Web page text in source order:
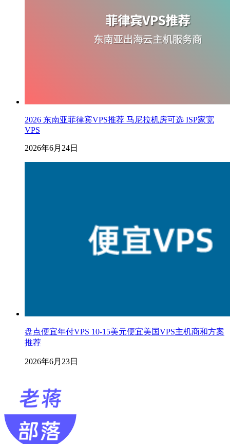
2026 东南亚菲律宾VPS推荐 马尼拉机房可选 ISP家宽
VPS
2026年6月24日
盘点便宜年付VPS 10-15美元便宜美国VPS主机商和方案
推荐
2026年6月23日